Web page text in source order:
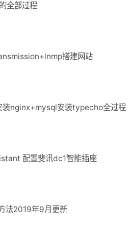
全部过程
搭建网站
装nginx+mysql安装typecho全过程
斐讯N1 docker安装homeassistant 配置斐讯dc1智能插座
法2019年9月更新